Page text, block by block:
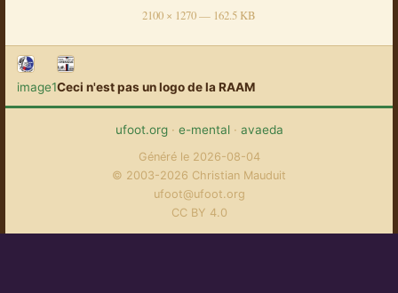
2100 × 1270 — 162.5 KB
image1Ceci n'est pas un logo de la RAAM
ufoot.org· e-mental· avaeda
Généré le 2026-08-04
© 2003-2026 Christian Mauduit
ufoot@ufoot.org
CC BY 4.0